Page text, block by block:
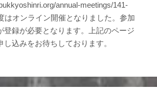
annual-meetings/141-
はオンライン開催となりました。参加
登録が必要となります。上記のページ
し込みをお待ちしております。